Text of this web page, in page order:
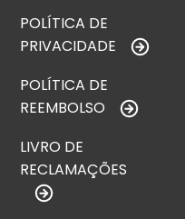
POLÍTICA DE
PRIVACIDADE
POLÍTICA DE
REEMBOLSO
LIVRO DE
RECLAMAÇÕES